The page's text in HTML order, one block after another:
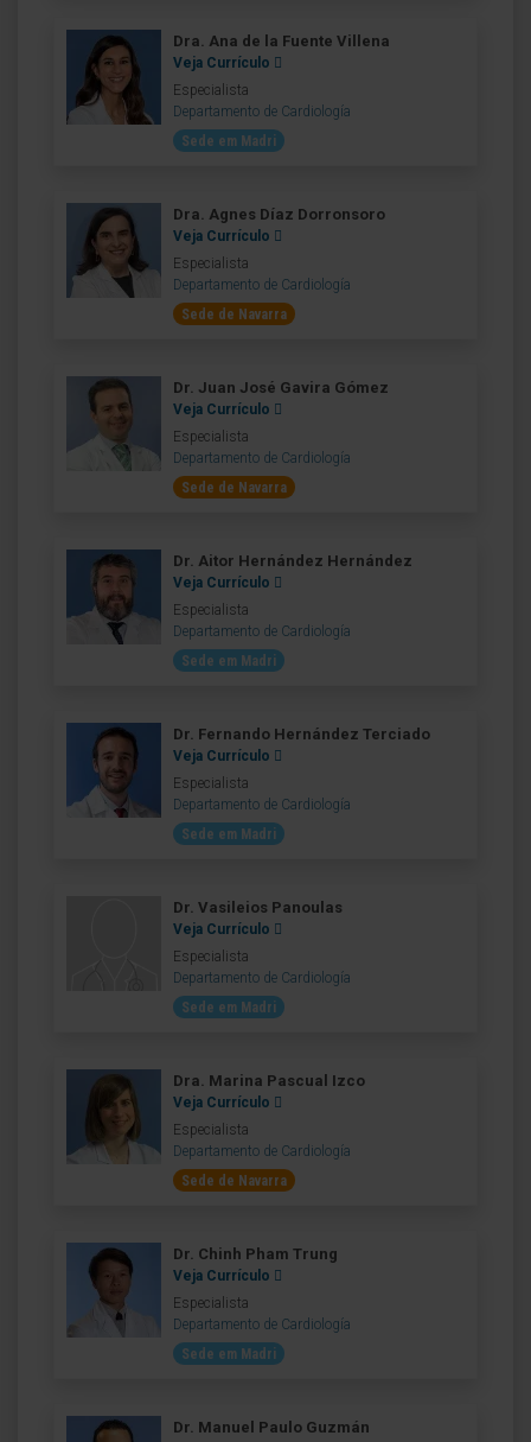
Dra. Ana de la Fuente Villena
Veja Currículo
Especialista
Departamento de Cardiología
Sede em Madri
Dra. Agnes Díaz Dorronsoro
Veja Currículo
Especialista
Departamento de Cardiología
Sede de Navarra
Dr. Juan José Gavira Gómez
Veja Currículo
Especialista
Departamento de Cardiología
Sede de Navarra
Dr. Aitor Hernández Hernández
Veja Currículo
Especialista
Departamento de Cardiología
Sede em Madri
Dr. Fernando Hernández Terciado
Veja Currículo
Especialista
Departamento de Cardiología
Sede em Madri
Dr. Vasileios Panoulas
Veja Currículo
Especialista
Departamento de Cardiología
Sede em Madri
Dra. Marina Pascual Izco
Veja Currículo
Especialista
Departamento de Cardiología
Sede de Navarra
Dr. Chinh Pham Trung
Veja Currículo
Especialista
Departamento de Cardiología
Sede em Madri
Dr. Manuel Paulo Guzmán